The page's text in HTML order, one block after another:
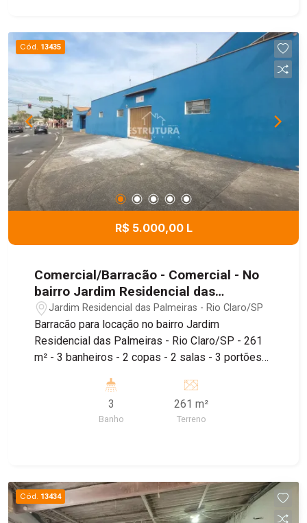
Cód. 13435
R$ 5.000,00 L
Comercial/Barracão - Comercial - No
bairro Jardim Residencial das
Palmeiras
Jardim Residencial das Palmeiras - Rio Claro/SP
Barracão para locação no bairro Jardim
Residencial das Palmeiras - Rio Claro/SP - 261
m² - 3 banheiros - 2 copas - 2 salas - 3 portões
de 260m², conta com depósito, piso térreo e piso
superior, sendo localizado próximo ao
Supermercado Tropical, Padaria Estrela de Ouro e
3
Banho
261 m²
Terreno
Cód. 13434